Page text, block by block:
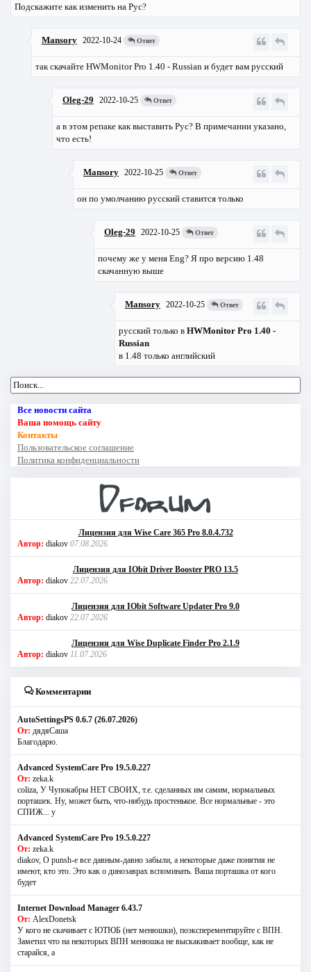
Подскажите как изменить на Рус?
Mansory 2022-10-24 Ответ
так скачайте HWMonitor Pro 1.40 - Russian и будет вам русский
Oleg-29 2022-10-25 Ответ
а в этом репаке как выставить Рус? В примечании указано,
что есть!
Mansory 2022-10-25 Ответ
он по умолчанию русский ставится только
Oleg-29 2022-10-25 Ответ
почему же у меня Eng? Я про версию 1.48
скачанную выше
Mansory 2022-10-25 Ответ
русский только в HWMonitor Pro 1.40 -
Russian
в 1.48 только английский
Все новости сайта
Ваша помощь сайту
Контакты
Пользовательское соглашение
Политика конфиденциальности
Лицензия для Wise Care 365 Pro 8.0.4.732
Автор: diakov 07.08.2026
Лицензия для IObit Driver Booster PRO 13.5
Автор: diakov 22.07.2026
Лицензия для IObit Software Updater Pro 9.0
Автор: diakov 22.07.2026
Лицензия для Wise Duplicate Finder Pro 2.1.9
Автор: diakov 11.07.2026
Комментарии
AutoSettingsPS 0.6.7 (26.07.2026)
От: дядяСаша
Благодарю.
Advanced SystemCare Pro 19.5.0.227
От: zeka.k
coliza, У Чупокабры НЕТ СВОИХ, т.е. сделанных им самим, нормальных
порташек. Ну, может быть, что-нибудь простенькое. Все нормальные - это
СПИЖ... у
Advanced SystemCare Pro 19.5.0.227
От: zeka.k
diakov, О punsh-е все давным-давно забыли, а некоторые даже понятия не
имеют, кто это. Это как о динозаврах вспоминать. Ваша порташка от кого
будет
Internet Download Manager 6.43.7
От: AlexDonetsk
У кого не скачивает с ЮТЮБ (нет менюшки), поэксперементируйте с ВПН.
Заметил что на некоторых ВПН менюшка не выскакивает вообще, как не
старайся, а